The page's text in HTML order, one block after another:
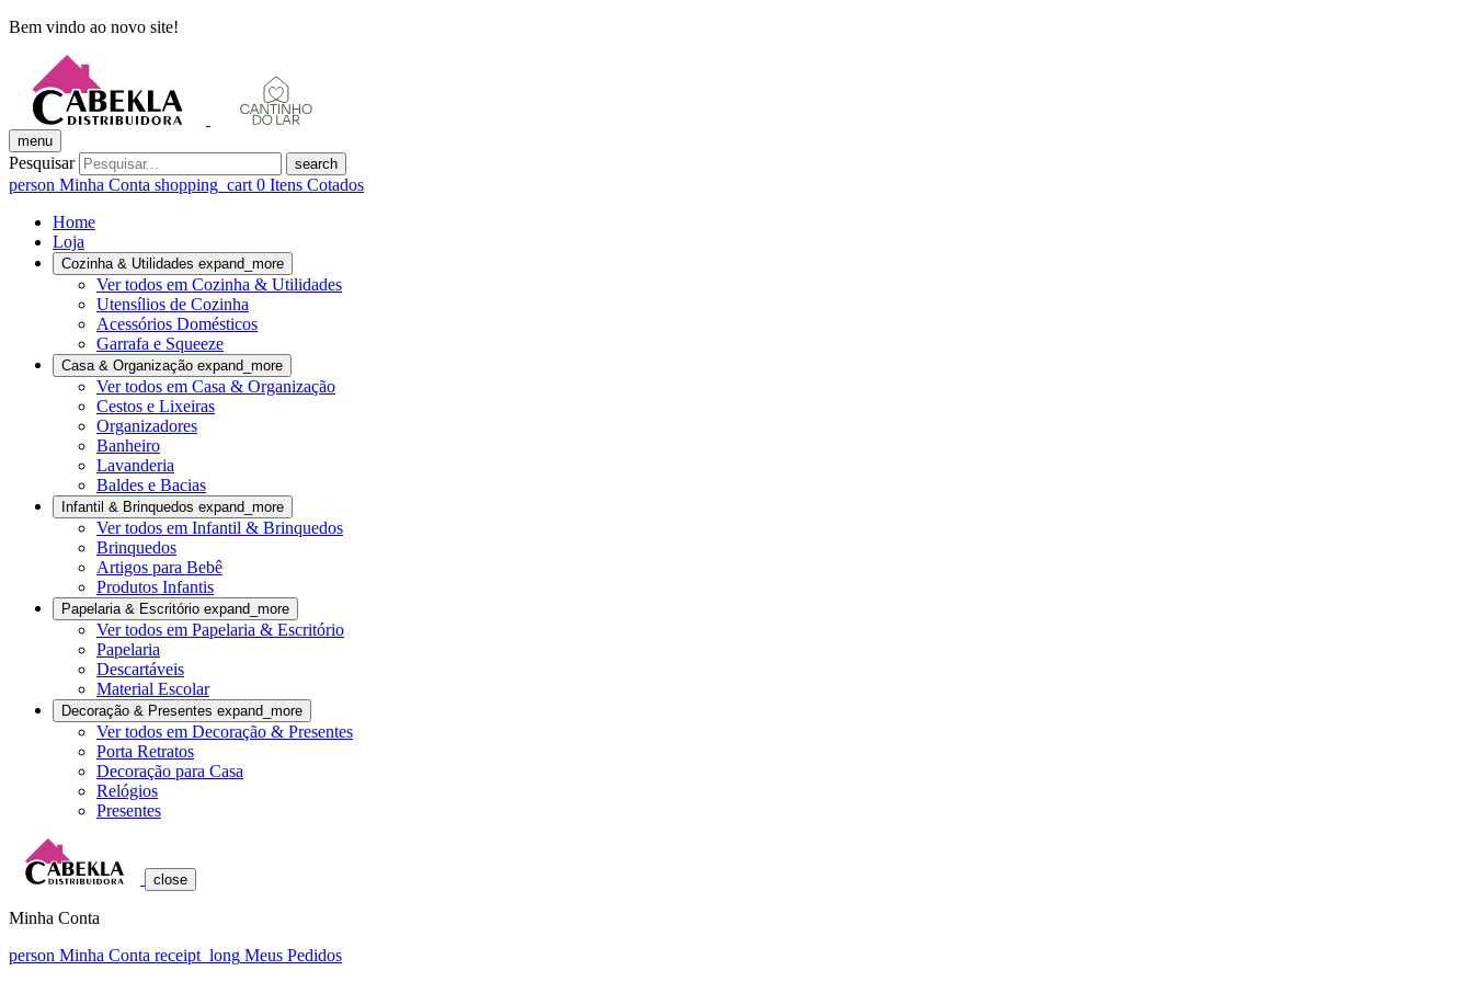
Bem vindo ao novo site!
menu
Pesquisar search
person Minha Conta shopping_cart 0 Itens Cotados
Home
Loja
Cozinha & Utilidades expand_more
Ver todos em Cozinha & Utilidades
Utensílios de Cozinha
Acessórios Domésticos
Garrafa e Squeeze
Casa & Organização expand_more
Ver todos em Casa & Organização
Cestos e Lixeiras
Organizadores
Banheiro
Lavanderia
Baldes e Bacias
Infantil & Brinquedos expand_more
Ver todos em Infantil & Brinquedos
Brinquedos
Artigos para Bebê
Produtos Infantis
Papelaria & Escritório expand_more
Ver todos em Papelaria & Escritório
Papelaria
Descartáveis
Material Escolar
Decoração & Presentes expand_more
Ver todos em Decoração & Presentes
Porta Retratos
Decoração para Casa
Relógios
Presentes
close
Minha Conta
person Minha Conta receipt_long Meus Pedidos